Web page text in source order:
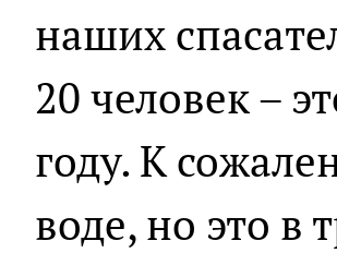
наших
20 человек –
году. К
воде, но это в